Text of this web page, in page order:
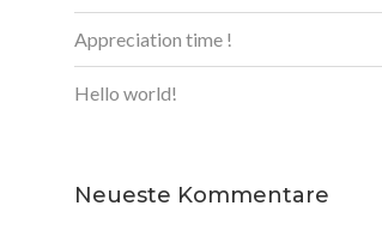
Appreciation time !
Hello world!
Neueste Kommentare